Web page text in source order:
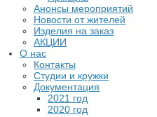
Анонсы мероприятий
Новости от жителей
Изделия на заказ
АКЦИИ
О нас
Контакты
Студии и кружки
Документация
2021 год
2020 год